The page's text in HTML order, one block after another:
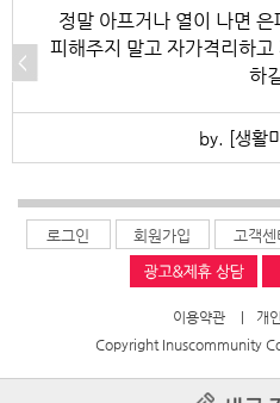
부터 중부지방은 더위가 좀
긴하데요. 좀만 참으면 되겠
오고 난리도 아니더만요. 아
불어 이 열기를 식혀주먼 좋
기는 처음이네요
보통 술많이 드시는분이 오
술고래였거든요
정말 아프거나 열이 나면
피해주지 말고 자가격리하
하
by. [생활
로그인 회원가입 고객센
이용약관 |
개
Copyright Inuscommunity